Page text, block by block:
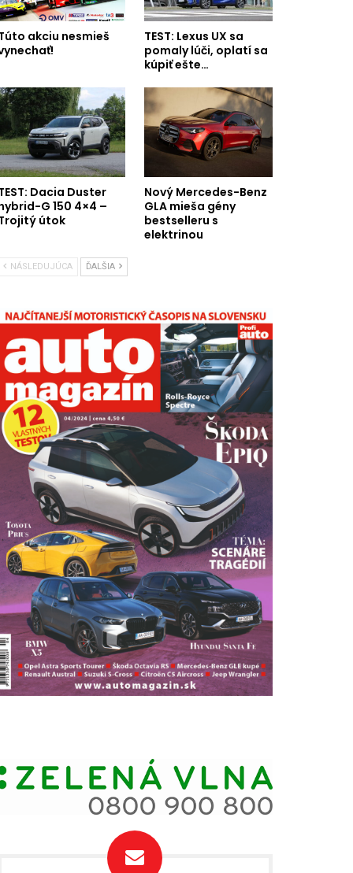
akciu nesmieš
TEST: Lexus UX sa
pomaly lúči, oplatí sa
kúpiť ešte…
Dacia Duster
G 150 4×4 –
útok
Nový Mercedes-Benz
GLA mieša gény
bestselleru s
elektrinou
NÁSLEDUJÚCA ĎALŠIA